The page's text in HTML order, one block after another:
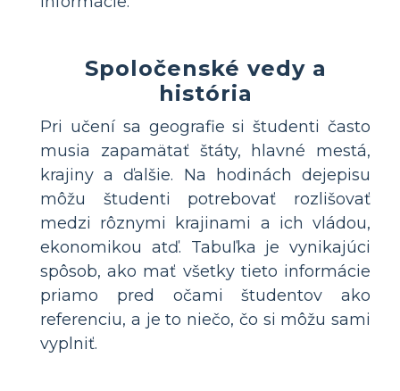
Spoločenské vedy a
história
Pri učení sa geografie si študenti často
musia zapamätať štáty, hlavné mestá,
krajiny a ďalšie. Na hodinách dejepisu
môžu študenti potrebovať rozlišovať
medzi rôznymi krajinami a ich vládou,
ekonomikou atď. Tabuľka je vynikajúci
spôsob, ako mať všetky tieto informácie
priamo pred očami študentov ako
referenciu, a je to niečo, čo si môžu sami
vyplniť.